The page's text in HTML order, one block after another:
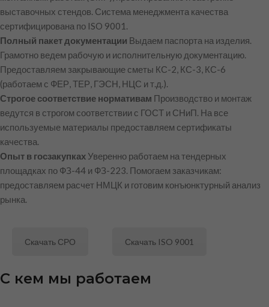
выставочных стендов. Система менеджмента качества
сертифицирована по ISO 9001.
Полный пакет документации Выдаем паспорта на изделия.
Грамотно ведем рабочую и исполнительную документацию.
Предоставляем закрывающие сметы КС-2, КС-3, КС-6
(работаем с ФЕР, ТЕР, ГЭСН, НЦС и т.д.).
Строгое соответствие нормативам Производство и монтаж
ведутся в строгом соответствии с ГОСТ и СНиП. На все
используемые материалы предоставляем сертификаты
качества.
Опыт в госзакупках Уверенно работаем на тендерных
площадках по ФЗ-44 и ФЗ-223. Помогаем заказчикам:
предоставляем расчет НМЦК и готовим конъюнктурный анализ
рынка.
Скачать СРО Скачать ISO 9001
С кем мы работаем